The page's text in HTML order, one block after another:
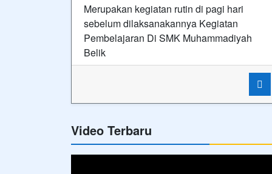
Merupakan kegiatan rutin di pagi hari
sebelum dilaksanakannya Kegiatan
Pembelajaran Di SMK Muhammadiyah
Belik
Video Terbaru